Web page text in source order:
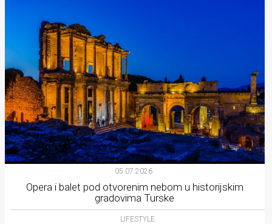
05.07.2026.
Opera i balet pod otvorenim nebom u historijskim
gradovima Turske
LIFESTYLE